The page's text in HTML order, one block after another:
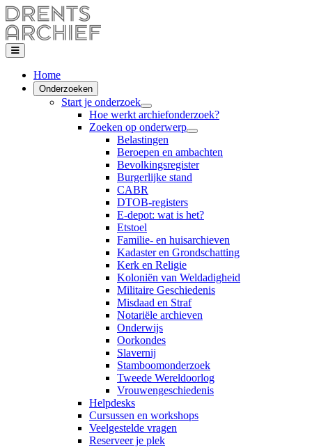
Home
Onderzoeken
Start je onderzoek
Hoe werkt archiefonderzoek?
Zoeken op onderwerp
Belastingen
Beroepen en ambachten
Bevolkingsregister
Burgerlijke stand
CABR
DTOB-registers
E-depot: wat is het?
Etstoel
Familie- en huisarchieven
Kadaster en Grondschatting
Kerk en Religie
Koloniën van Weldadigheid
Militaire Geschiedenis
Misdaad en Straf
Notariële archieven
Onderwijs
Oorkondes
Slavernij
Stamboomonderzoek
Tweede Wereldoorlog
Vrouwengeschiedenis
Helpdesks
Cursussen en workshops
Veelgestelde vragen
Reserveer je plek